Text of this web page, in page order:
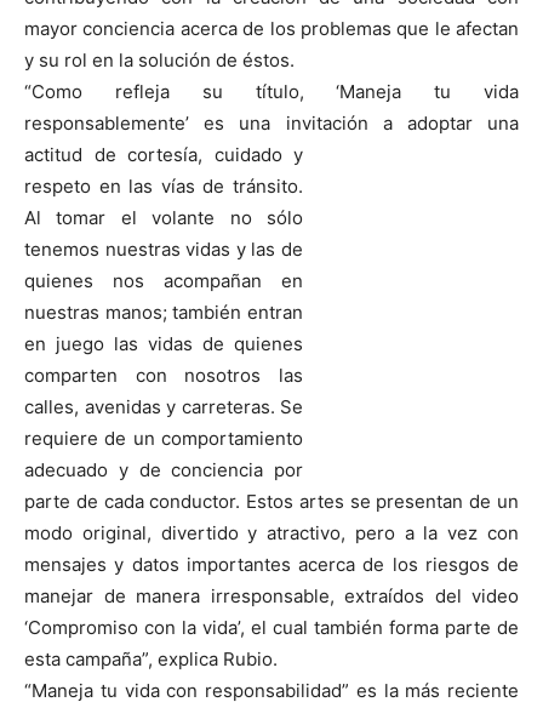
mayor conciencia acerca de los problemas que le afectan
y su rol en la solución de éstos.
“Como refleja su título, ‘Maneja tu vida
responsablemente’ es una invitación a adoptar una
actitud de cortesía, cuidado y
respeto en las vías de tránsito.
Al tomar el volante no sólo
tenemos nuestras vidas y las de
quienes nos acompañan en
nuestras manos; también entran
en juego las vidas de quienes
comparten con nosotros las
calles, avenidas y carreteras. Se
requiere de un comportamiento
adecuado y de conciencia por
parte de cada conductor. Estos artes se presentan de un
modo original, divertido y atractivo, pero a la vez con
mensajes y datos importantes acerca de los riesgos de
manejar de manera irresponsable, extraídos del video
‘Compromiso con la vida’, el cual también forma parte de
esta campaña”, explica Rubio.
“Maneja tu vida con responsabilidad” es la más reciente